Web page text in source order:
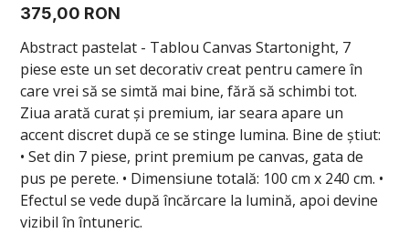
Preț
375,00 RON
Abstract pastelat - Tablou Canvas Startonight, 7
piese este un set decorativ creat pentru camere în
care vrei să se simtă mai bine, fără să schimbi tot.
Ziua arată curat și premium, iar seara apare un
accent discret după ce se stinge lumina. Bine de știut:
• Set din 7 piese, print premium pe canvas, gata de
pus pe perete. • Dimensiune totală: 100 cm x 240 cm. •
Efectul se vede după încărcare la lumină, apoi devine
vizibil în întuneric.